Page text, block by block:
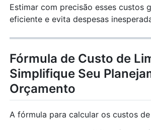
Estimar com precisão esses custos
eficiente e evita despesas
Fórmula de Custo de
Simplifique Seu
Orçamento
A fórmula para calcular os custos